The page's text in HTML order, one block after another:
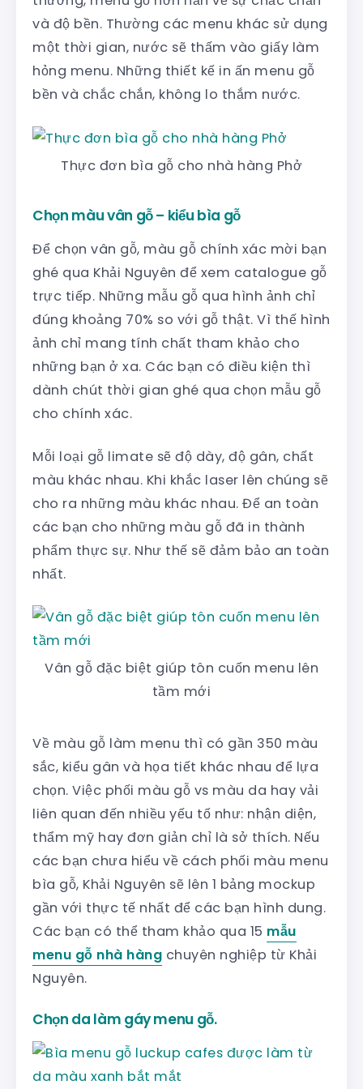
và độ bền. Thường các menu khác sử dụng
một thời gian, nước sẽ thấm vào giấy làm
hỏng menu. Những thiết kế in ấn menu gỗ
bền và chắc chắn, không lo thắm nước.
Thực đơn bìa gỗ cho nhà hàng Phở
Chọn màu vân gỗ – kiểu bìa gỗ
Để chọn vân gỗ, màu gỗ chính xác mời bạn
ghé qua Khải Nguyên để xem catalogue gỗ
trực tiếp. Những mẫu gỗ qua hình ảnh chỉ
đúng khoảng 70% so với gỗ thật. Vì thế hình
ảnh chỉ mang tính chất tham khảo cho
những bạn ở xa. Các bạn có điều kiện thì
dành chút thời gian ghé qua chọn mẫu gỗ
cho chính xác.
Mỗi loại gỗ limate sẽ độ dày, độ gân, chất
màu khác nhau. Khi khắc laser lên chúng sẽ
cho ra những màu khác nhau. Để an toàn
các bạn cho những màu gỗ đã in thành
phẩm thực sự. Như thế sẽ đảm bảo an toàn
nhất.
Vân gỗ đặc biệt giúp tôn cuốn menu lên
tầm mới
Về màu gỗ làm menu thì có gần 350 màu
sắc, kiểu gân và họa tiết khác nhau để lựa
chọn. Việc phối màu gỗ vs màu da hay vải
liên quan đến nhiều yếu tố như: nhận diện,
thẩm mỹ hay đơn giản chỉ là sở thích. Nếu
các bạn chưa hiểu về cách phối màu menu
bìa gỗ, Khải Nguyên sẽ lên 1 bảng mockup
gần với thực tế nhất để các bạn hình dung.
Các bạn có thể tham khảo qua 15 mẫu
menu gỗ nhà hàng chuyên nghiệp từ Khải
Nguyên.
Chọn da làm gáy menu gỗ.